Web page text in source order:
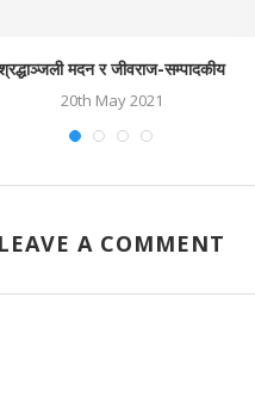
मदन र जीवराज-सम्पादकीय
20th May 2021
LEAVE A COMMENT